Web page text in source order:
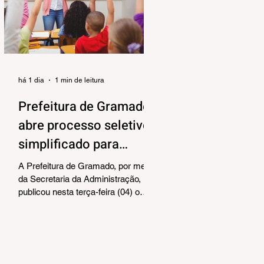
alinhar responsabilidades e
organizar as próximas etapas de
preparação do evento. Também
foram debatidos aspectos
Prefeitura de Gramado
abre processo seletivo
simplificado para
contratação temporária
de professores
A Prefeitura de Gramado, por meio
da Secretaria da Administração,
publicou nesta terça-feira (04) o
há 1 dia 1 min de leitura